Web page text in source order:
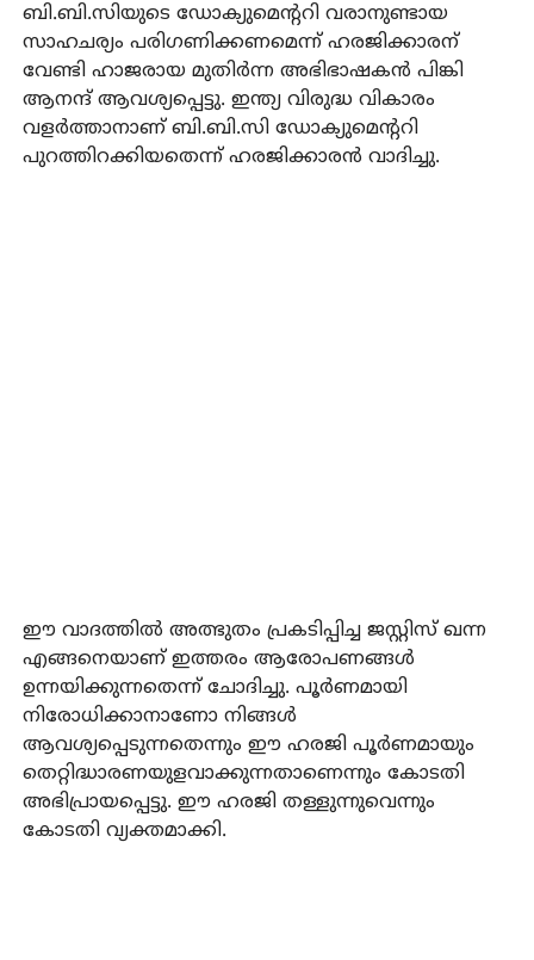
ബി.ബി.സിയുടെ ഡോക്യുമെന്ററി വരാനുണ്ടായ
സാഹചര്യം പരിഗണിക്കണമെന്ന് ഹരജിക്കാരന്
വേണ്ടി ഹാജരായ മുതിര്‍ന്ന അഭിഭാഷകന്‍ പിങ്കി
ആനന്ദ് ആവശ്യപ്പെട്ടു. ഇന്ത്യ വിരുദ്ധ വികാരം
വളര്‍ത്താനാണ് ബി.ബി.സി ഡോക്യുമെന്ററി
പുറത്തിറക്കിയതെന്ന് ഹരജിക്കാരന്‍ വാദിച്ചു.
ഈ വാദത്തില്‍ അത്ഭുതം പ്രകടിപ്പിച്ച ജസ്റ്റിസ് ഖന്ന
എങ്ങനെയാണ് ഇത്തരം ആരോപണങ്ങള്‍
ഉന്നയിക്കുന്നതെന്ന് ചോദിച്ചു. പൂര്‍ണമായി
നിരോധിക്കാനാണോ നിങ്ങള്‍
ആവശ്യപ്പെടുന്നതെന്നും ഈ ഹരജി പൂര്‍ണമായും
തെറ്റിദ്ധാരണയുളവാക്കുന്നതാണെന്നും കോടതി
അഭിപ്രായപ്പെട്ടു. ഈ ഹരജി തള്ളുന്നുവെന്നും
കോടതി വ്യക്തമാക്കി.